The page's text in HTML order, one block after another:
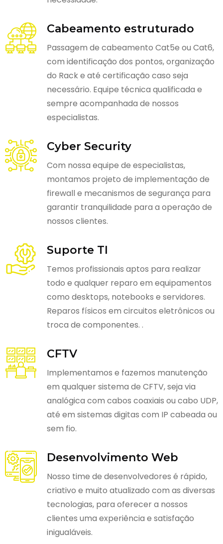
Cabeamento estruturado
Passagem de cabeamento Cat5e ou Cat6,
com identificação dos pontos, organização
do Rack e até certificação caso seja
necessário. Equipe técnica qualificada e
sempre acompanhada de nossos
especialistas.
Cyber Security
Com nossa equipe de especialistas,
montamos projeto de implementação de
firewall e mecanismos de segurança para
garantir tranquilidade para a operação de
nossos clientes.
Suporte TI
Temos profissionais aptos para realizar
todo e qualquer reparo em equipamentos
como desktops, notebooks e servidores.
Reparos físicos em circuitos eletrônicos ou
troca de componentes. .
CFTV
Implementamos e fazemos manutenção
em qualquer sistema de CFTV, seja via
analógica com cabos coaxiais ou cabo UDP,
até em sistemas digitas com IP cabeada ou
sem fio.
Desenvolvimento Web
Nosso time de desenvolvedores é rápido,
criativo e muito atualizado com as diversas
tecnologias, para oferecer a nossos
clientes uma experiência e satisfação
inigualáveis.